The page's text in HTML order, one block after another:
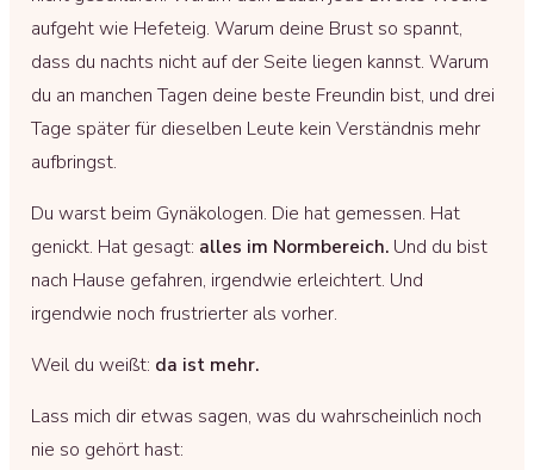
aufgeht wie Hefeteig. Warum deine Brust so spannt,
dass du nachts nicht auf der Seite liegen kannst. Warum
du an manchen Tagen deine beste Freundin bist, und drei
Tage später für dieselben Leute kein Verständnis mehr
aufbringst.
Du warst beim Gynäkologen. Die hat gemessen. Hat
genickt. Hat gesagt: alles im Normbereich. Und du bist
nach Hause gefahren, irgendwie erleichtert. Und
irgendwie noch frustrierter als vorher.
Weil du weißt: da ist mehr.
Lass mich dir etwas sagen, was du wahrscheinlich noch
nie so gehört hast: